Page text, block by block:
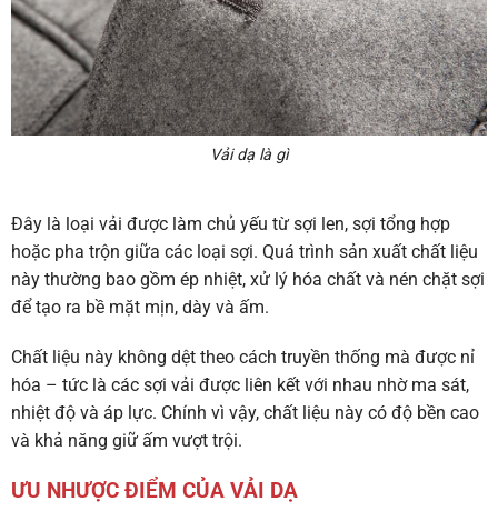
Vải dạ là gì
Đây là loại vải được làm chủ yếu từ sợi len, sợi tổng hợp
hoặc pha trộn giữa các loại sợi. Quá trình sản xuất chất liệu
này thường bao gồm ép nhiệt, xử lý hóa chất và nén chặt sợi
để tạo ra bề mặt mịn, dày và ấm.
Chất liệu này không dệt theo cách truyền thống mà được nỉ
hóa – tức là các sợi vải được liên kết với nhau nhờ ma sát,
nhiệt độ và áp lực. Chính vì vậy, chất liệu này có độ bền cao
và khả năng giữ ấm vượt trội.
ƯU NHƯỢC ĐIỂM CỦA VẢI DẠ